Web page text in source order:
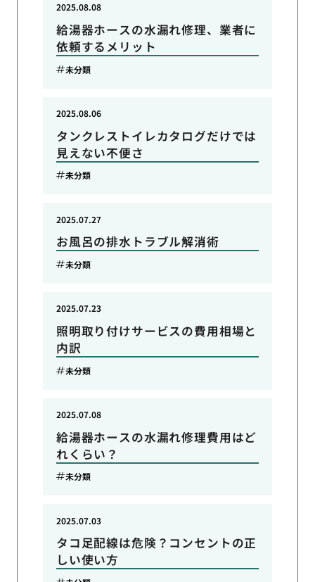
給湯器ホースの水漏れ修理、業者に
依頼するメリット
2025.08.08
未分類
タンクレストイレカタログだけでは
見えない不便さ
2025.08.06
未分類
お風呂の排水トラブル解消術
2025.07.27
未分類
照明取り付けサービスの費用相場と
内訳
2025.07.23
未分類
給湯器ホースの水漏れ修理費用はど
れくらい？
2025.07.08
未分類
タコ足配線は危険？コンセントの正
しい使い方
2025.07.03